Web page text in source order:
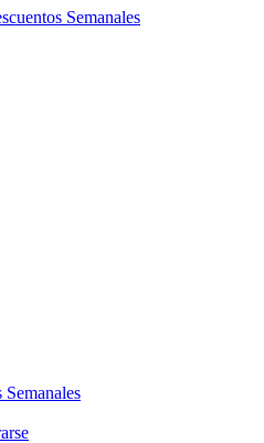
Semanales
Semanales